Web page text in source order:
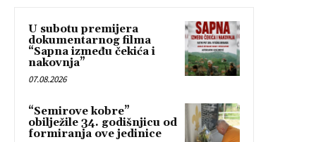
U subotu premijera
dokumentarnog filma
“Sapna između čekića i
nakovnja”
07.08.2026
“Semirove kobre”
obilježile 34. godišnjicu od
formiranja ove jedinice